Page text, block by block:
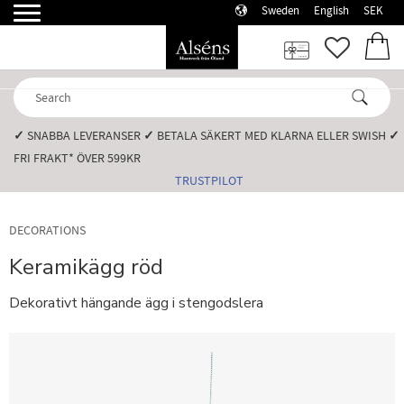
Sweden English SEK
✓ SNABBA LEVERANSER️ ✓ BETALA SÄKERT MED KLARNA ELLER SWISH️ ✓
FRI FRAKT* ÖVER 599KR️
TRUSTPILOT
DECORATIONS
Keramikägg röd
Dekorativt hängande ägg i stengodslera